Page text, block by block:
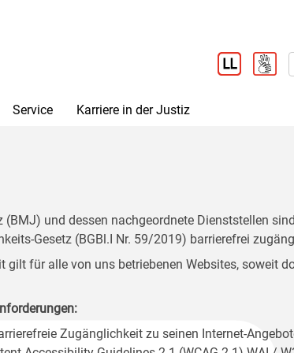
Service Karriere in der Justiz
und dessen nachgeordnete Dienststellen
Gesetz (BGBl.I Nr. 59/2019) barrierefrei
gilt für alle von uns betriebenen Websites, soweit
Zugänglichkeit zu seinen Internet-